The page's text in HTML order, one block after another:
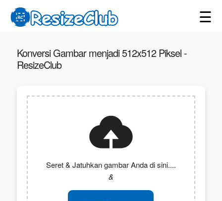
☰
Konversi Gambar menjadi 512x512 Piksel -
ResizeClub
Seret & Jatuhkan gambar Anda di sini....
&